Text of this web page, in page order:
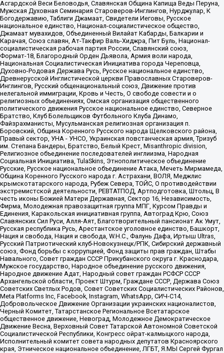
Асгардской Веси Беловодья, Славянская Община Капища Веды Перуна,
Мужская Духовная Семинария Староверов-Инглингов, Нурджулар, К
Богодержавию, Таблиги Джамаат, Свидетели Иеговы, Русское
национальное единство, Национал-социалистическое общество,
Джамаат мувахидов, Объединенный Вилайат Кабарды, Балкарии и
Карачая, Союз славян, Ат-Такфир Валь-Хиджра, Пит Буль, Национал-
социалистическая рабочая партия России, Славянский союз,
Формат-18, Благородный Орден Дьявола, Армия воли народа,
Национальная Социалистическая Инициатива города Череповца,
Духовно-Родовая Держава Русь, Русское национальное единство,
Древнерусской Инглистической церкви Православных Староверов-
Инглингов, Русский общенациональный союз, Движение против
нелегальной иммиграции, Кровь и Честь, О свободе совести и о
религиозных объединениях, Омская организация общественного
политического движения Русское национальное единство, Северное
Братство, Клуб Болельщиков Футбольного Клуба Динамо,
Файзрахманисты, Мусульманская религиозная организация п.
Боровский, Община Коренного Русского народа Щелковского района,
Правый сектор, УНА - УНСО, Украинская повстанческая армия, Тризуб
им. Степана Бандеры, Братство, Белый Крест, Misanthropic division,
Религиозное объединение последователей инглиизма, Народная
Социальная Инициатива, TulaSkins, Этнополитическое объединение
Русские, Русское национальное объединение Атака, Мечеть Мирмамеда,
Община Коренного Русского народа г. Астрахани, ВОЛЯ, Меджлис
крымскотатарского народа, Рубеж Севера, ТОЙС, О противодействии
экстремистской деятельности, РЕВТАТПОД, Артподготовка, Штольц, В
честь иконы Божией Матери Державная, Сектор 16, Независимость,
Фирма, Молодежная правозащитная группа МПГ, Курсом Правды и
Единения, Каракольская инициативная группа, Автоград Крю, Союз
Славянских Сил Руси, Алля-Аят, Благотворительный пансионат Ак Умут,
Русская республика Русь, Арестантское уголовное единство, Башкорт,
Нация и свобода, Нация и свобода, W.H.С., Фалунь Дафа, Иртыш Ultras,
Русский Патриотический клуб-Новокузнецк/РПК, Сибирский державный
союз, Фонд борьбы с коррупцией, Фонд защиты прав граждан, Штабы
Навального, Совет граждан СССР Прикубанского округа г. Краснодара,
Мужское государство, Народное объединение русского движения,
Народное движение Адат, Народный совет граждан РСФСР СССР
Архангельской области, Проект Штурм, Граждане СССР, Держава Союз
Советских Светлых Родов, Совет Советских Социалистических Районов,
Meta Platforms Inc, Facebook, Instagram, WhatsApp, СИЧ-С14,
Добровольческое Движение Организации украинских националистов,
Черный Комитет, Татарстанское Региональное Всетатарское
общественное движение, Невоград, Молодежное Демократическое
Движение Весна, Верховный Совет Татарской Автономной Советской
Социалистической Республики, Конгресс ойрат-калмыцкого народа,
Исполнительный комитет совета народных депутатов Красноярского
края, Этническое национальное объединение, ЛГБТ, Я.МЫ Сергей Фургал